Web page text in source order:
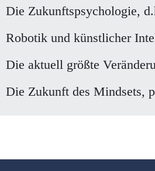
Die Zukunftspsychologie,
Robotik und künstlicher
Die aktuell größte
Die Zukunft des Mindsets,